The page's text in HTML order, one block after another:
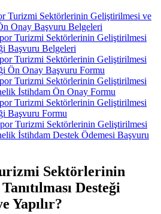
Turizmi Sektörlerinin Geliştirilmesi ve
Onay Başvuru Belgeleri
Turizmi Sektörlerinin Geliştirilmesi
Başvuru Belgeleri
Turizmi Sektörlerinin Geliştirilmesi
Ön Onay Başvuru Formu
Turizmi Sektörlerinin Geliştirilmesi
İstihdam Ön Onay Formu
Turizmi Sektörlerinin Geliştirilmesi
Başvuru Formu
Turizmi Sektörlerinin Geliştirilmesi
İstihdam Destek Ödemesi Başvuru
Sektörlerinin
Desteği
Yapılır?